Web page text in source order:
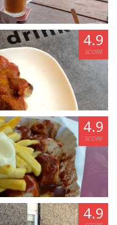
4.9
SCORE
4.9
SCORE
4.9